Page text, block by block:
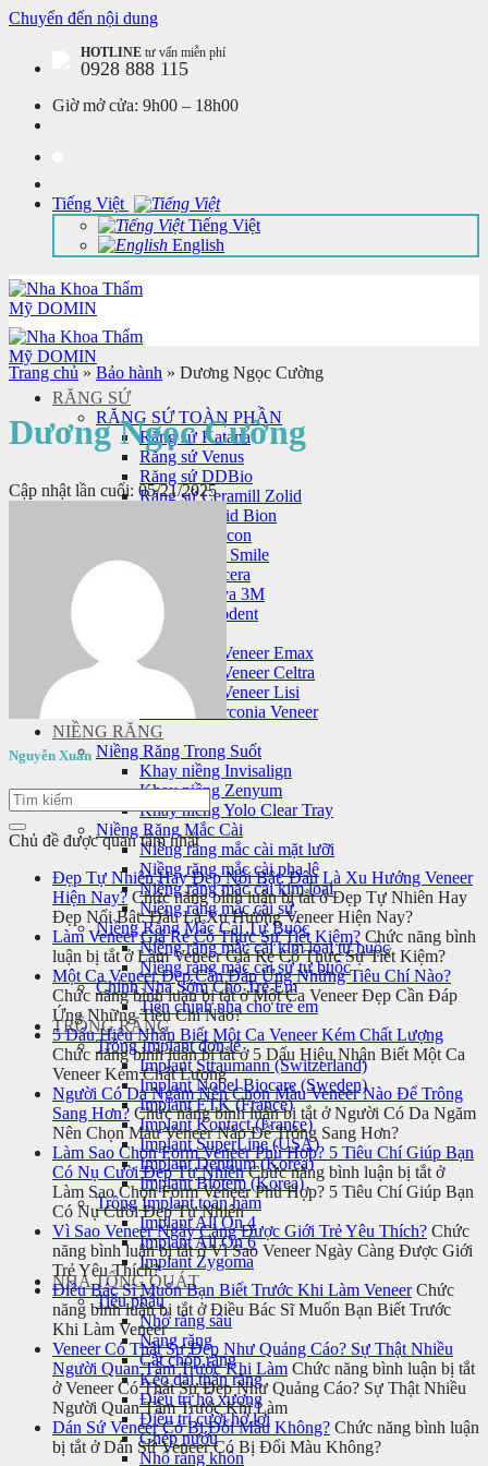
Chuyển đến nội dung
HOTLINE tư vấn miễn phí
0928 888 115
Giờ mở cửa: 9h00 – 18h00
Tiếng Việt
Tiếng Việt
English
RĂNG SỨ
RĂNG SỨ TOÀN PHẦN
Răng sứ Katana
Răng sứ Venus
Răng sứ DDBio
Răng sứ Ceramill Zolid
Răng sứ Zolid Bion
Răng sứ Cercon
Răng sứ HT Smile
Răng sứ Nacera
Răng sứ Lava 3M
Răng sứ Orodent
Mặt dán sứ veneer
Mặt dán sứ Veneer Emax
Mặt dán sứ Veneer Celtra
Mặt dán sứ Veneer Lisi
Laminate Zirconia Veneer
NIỀNG RĂNG
Niềng Răng Trong Suốt
Khay niềng Invisalign
Khay niềng Zenyum
Khay niềng Yolo Clear Tray
Niềng Răng Mắc Cài
Niềng răng mắc cài mặt lưỡi
Niềng răng mắc cài pha lê
Niềng răng mắc cài kim loại
Niềng răng mắc cài sứ
Niềng Răng Mắc Cài Tự Buộc
Niềng răng mắc cài kim loại tự buộc
Niềng răng mắc cài sứ tự buộc
Chỉnh Nha Sớm Cho Trẻ Em
Tiền chỉnh nha cho trẻ em
TRỒNG RĂNG
Trồng Implant đơn lẻ
Implant Straumann (Switzerland)
Implant Nobel Biocare (Sweden)
Implant ETK (France)
Implant Kontact (France)
Implant SuperLine (USA)
Implant Dentium (Korea)
Implant Biotem (Korea)
Trồng Implant toàn hàm
Implant All On 4
Implant All On 6
Implant Zygoma
NHA TỔNG QUÁT
Tiểu phẫu
Nhổ răng sâu
Nang răng
Cắt chóp răng
Kéo dài thân răng
Điều trị hô xương
Điều trị cười hở lợi
Ghép nướu
Nhổ răng khôn
Trang chủ » Bảo hành » Dương Ngọc Cường
Dương Ngọc Cường
Cập nhật lần cuối: 05/21/2025
Nguyễn Xuân
Chủ đề được quan tâm nhất
Đẹp Tự Nhiên Hay Đẹp Nổi Bật: Đâu Là Xu Hướng Veneer
Hiện Nay? Chức năng bình luận bị tắtở Đẹp Tự Nhiên Hay
Đẹp Nổi Bật: Đâu Là Xu Hướng Veneer Hiện Nay?
Làm Veneer Giá Rẻ Có Thực Sự Tiết Kiệm? Chức năng bình
luận bị tắtở Làm Veneer Giá Rẻ Có Thực Sự Tiết Kiệm?
Một Ca Veneer Đẹp Cần Đáp Ứng Những Tiêu Chí Nào?
Chức năng bình luận bị tắtở Một Ca Veneer Đẹp Cần Đáp
Ứng Những Tiêu Chí Nào?
5 Dấu Hiệu Nhận Biết Một Ca Veneer Kém Chất Lượng
Chức năng bình luận bị tắtở 5 Dấu Hiệu Nhận Biết Một Ca
Veneer Kém Chất Lượng
Người Có Da Ngăm Nên Chọn Màu Veneer Nào Để Trông
Sang Hơn? Chức năng bình luận bị tắtở Người Có Da Ngăm
Nên Chọn Màu Veneer Nào Để Trông Sang Hơn?
Làm Sao Chọn Form Veneer Phù Hợp? 5 Tiêu Chí Giúp Bạn
Có Nụ Cười Đẹp Tự Nhiên Chức năng bình luận bị tắtở
Làm Sao Chọn Form Veneer Phù Hợp? 5 Tiêu Chí Giúp Bạn
Có Nụ Cười Đẹp Tự Nhiên
Vì Sao Veneer Ngày Càng Được Giới Trẻ Yêu Thích? Chức
năng bình luận bị tắtở Vì Sao Veneer Ngày Càng Được Giới
Trẻ Yêu Thích?
Điều Bác Sĩ Muốn Bạn Biết Trước Khi Làm Veneer Chức
năng bình luận bị tắtở Điều Bác Sĩ Muốn Bạn Biết Trước
Khi Làm Veneer
Veneer Có Thật Sự Đẹp Như Quảng Cáo? Sự Thật Nhiều
Người Quan Tâm Trước Khi Làm Chức năng bình luận bị tắt
ở Veneer Có Thật Sự Đẹp Như Quảng Cáo? Sự Thật Nhiều
Người Quan Tâm Trước Khi Làm
Dán Sứ Veneer Có Bị Đổi Màu Không? Chức năng bình luận
bị tắtở Dán Sứ Veneer Có Bị Đổi Màu Không?